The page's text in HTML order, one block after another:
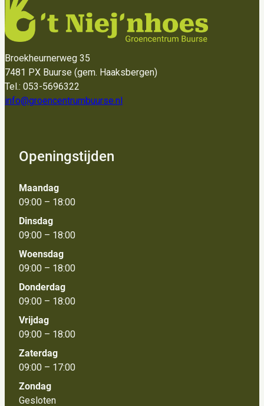
Broekheurnerweg 35
7481 PX Buurse (gem. Haaksbergen)
Tel.: 053-5696322
info@groencentrumbuurse.nl
Openingstijden
Maandag
09:00 – 18:00
Dinsdag
09:00 – 18:00
Woensdag
09:00 – 18:00
Donderdag
09:00 – 18:00
Vrijdag
09:00 – 18:00
Zaterdag
09:00 – 17:00
Zondag
Gesloten